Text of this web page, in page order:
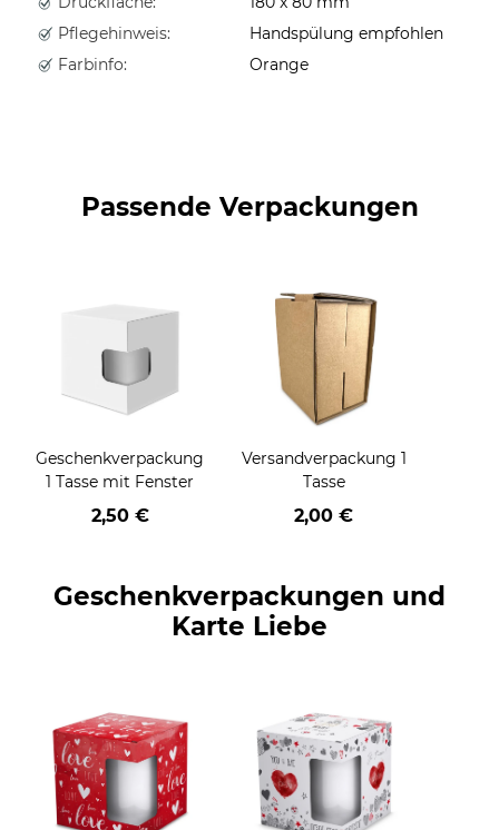
Pflegehinweis:
Handspülung empfohlen
Farbinfo:
Orange
Passende Verpackungen
Geschenkverpackung
1 Tasse mit Fenster
2,50 €
Versandverpackung 1
Tasse
2,00 €
Geschenkverpackungen und
Karte Liebe